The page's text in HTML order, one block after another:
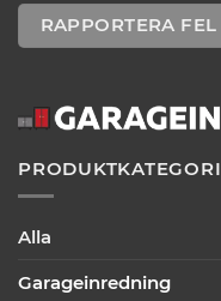
RAPPORTERA FEL
PRODUKTKATEGORI
Alla
Garageinredning